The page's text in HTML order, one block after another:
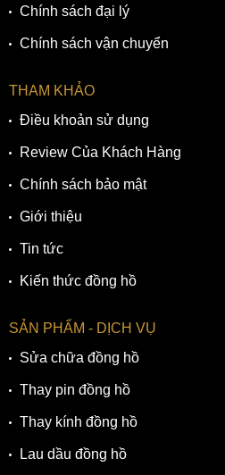
Chính sách đại lý
Chính sách vận chuyển
THAM KHẢO
Điều khoản sử dụng
Review Của Khách Hàng
Chính sách bảo mật
Giới thiệu
Tin tức
Kiến thức đồng hồ
SẢN PHẨM - DỊCH VỤ
Sửa chữa đồng hồ
Thay pin đồng hồ
Thay kính đồng hồ
Lau dầu đồng hồ